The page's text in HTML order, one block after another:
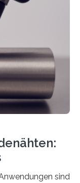
ebenfalls neue
die Software
FACHPACK
sind